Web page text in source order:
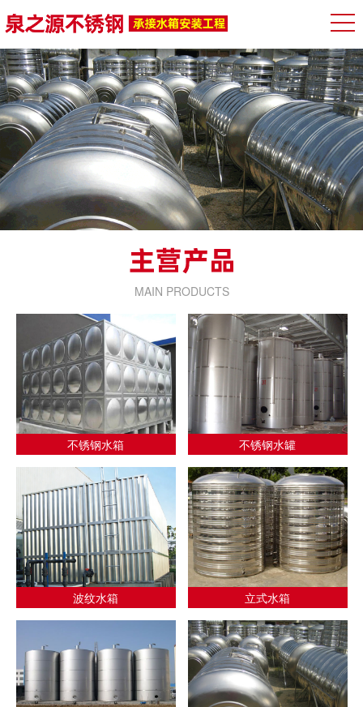
MAIN PRODUCTS
不锈钢水箱 不锈钢水罐
波纹水箱 立式水箱